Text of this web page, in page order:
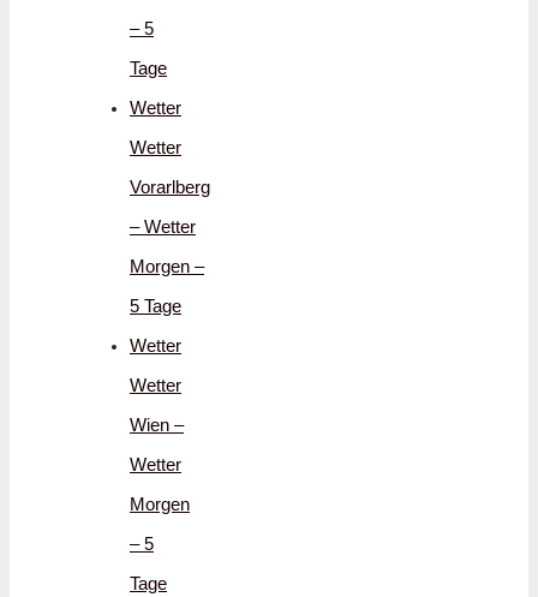
– 5
Tage
Wetter
Wetter
Vorarlberg
– Wetter
Morgen –
5 Tage
Wetter
Wetter
Wien –
Wetter
Morgen
– 5
Tage